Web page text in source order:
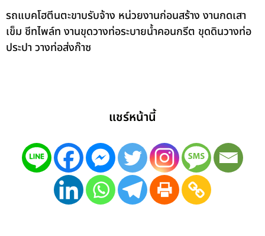
รถแบคโฮตีนตะขาบรับจ้าง หน่วยงานก่อนสร้าง งานกดเสา
เข็ม ชีทไพล์ท งานขุดวางท่อระบายน้ำคอนกรีต ขุดดินวางท่อ
ประปา วางท่อส่งก๊าซ
แชร์หน้านี้